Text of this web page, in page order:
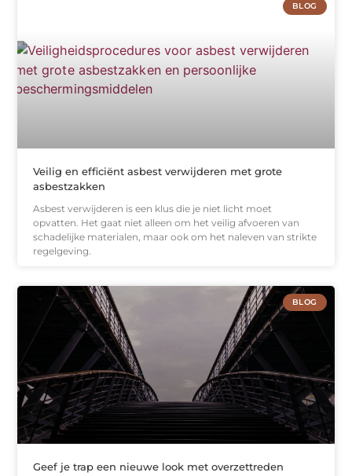
BLOG
Veilig en efficiënt asbest verwijderen met grote
asbestzakken
Asbest verwijderen is een klus die je niet licht moet
opvatten. Het gaat niet alleen om het veilig afvoeren van
schadelijke materialen, maar ook om het naleven van strikte
regelgeving.
BLOG
Geef je trap een nieuwe look met overzettreden